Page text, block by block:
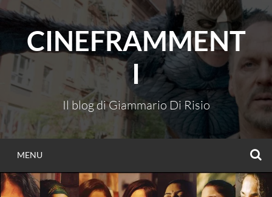
Vai
contenutoCINEFRAMMENT
I
Il blog di Giammario Di Risio
MENU